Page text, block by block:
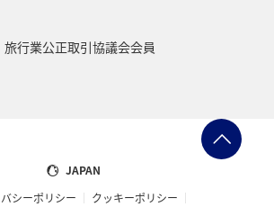
旅行業公正取引協議会会員
JAPAN
シーポリシー
クッキーポリシー